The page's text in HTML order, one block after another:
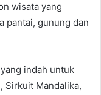
wisata yang
pantai, gunung dan
indah untuk
Sirkuit Mandalika,